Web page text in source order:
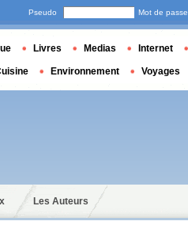
Les Auteurs
Pseudo Mot de passe
Livres Medias Internet
Environnement Voyages